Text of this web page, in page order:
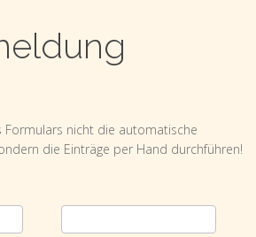
Formulars nicht die automatische
die Einträge per Hand durchführen!